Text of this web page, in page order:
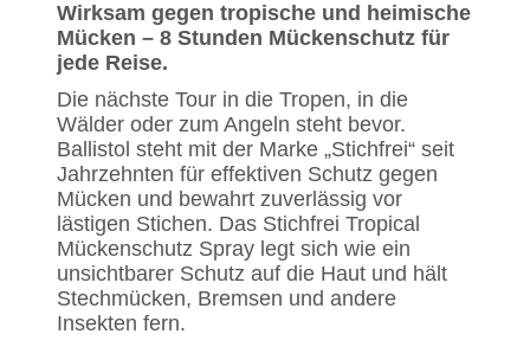
Wirksam gegen tropische und heimische
Mücken – 8 Stunden Mückenschutz für
jede Reise.
Die nächste Tour in die Tropen, in die
Wälder oder zum Angeln steht bevor.
Ballistol steht mit der Marke „Stichfrei“ seit
Jahrzehnten für effektiven Schutz gegen
Mücken und bewahrt zuverlässig vor
lästigen Stichen. Das Stichfrei Tropical
Mückenschutz Spray legt sich wie ein
unsichtbarer Schutz auf die Haut und hält
Stechmücken, Bremsen und andere
Insekten fern.